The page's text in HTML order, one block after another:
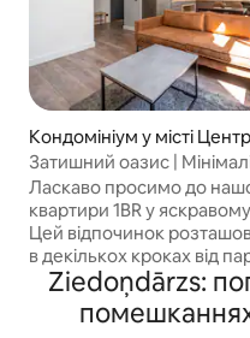
Кондомініум у місті Центр
Затишний оазис |
дизайн | Найкраще
Ласкаво просимо до
квартири 1BR у
Цей відпочинок
в декількох кроках від
Ziedondarzs і пропонує
баланс зручності та
зручній спальні, добре
Ziedoņdārzs: